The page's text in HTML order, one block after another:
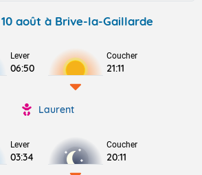
août à Brive-la-Gaillarde
Lever
06:50
Coucher
21:11
Laurent
Lever
03:34
Coucher
20:11